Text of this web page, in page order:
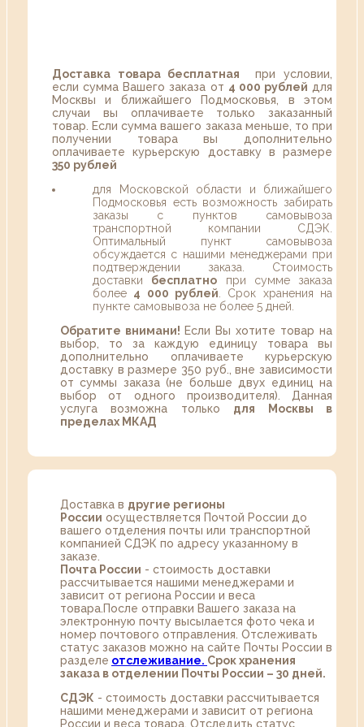
Доставка товара бесплатная при условии,
если сумма Вашего заказа от 4 000 рублей для
Москвы и ближайшего Подмосковья, в этом
случаи вы оплачиваете только заказанный
товар. Если сумма вашего заказа меньше, то при
получении товара вы дополнительно
оплачиваете курьерскую доставку в размере
350 рублей
для Московской области и ближайшего
Подмосковья есть возможность забирать
заказы с пунктов самовывоза
транспортной компании СДЭК.
Оптимальный пункт самовывоза
обсуждается с нашими менеджерами при
подтверждении заказа. Стоимость
доставки бесплатно при сумме заказа
более 4 000 рублей . Срок хранения на
пункте самовывоза не более 5 дней.
Обратите внимани! Если Вы хотите товар на
выбор, то за каждую единицу товара вы
дополнительно оплачиваете курьерскую
доставку в размере 350 руб., вне зависимости
от суммы заказа (не больше двух единиц на
выбор от одного производителя). Данная
услуга возможна только для Москвы в
пределах МКАД
Доставка в другие регионы
России осуществляется Почтой России до
вашего отделения почты или транспортной
компанией СДЭК по адресу указанному в
заказе.
Почта России - стоимость доставки
рассчитывается нашими менеджерами и
зависит от региона России и веса
товара.После отправки Вашего заказа на
электронную почту высылается фото чека и
номер почтового отправления. Отслеживать
статус заказов можно на сайте Почты России в
разделе oтслеживание. Срок хранения
заказа в отделении Почты России – 30 дней.
СДЭК - стоимость доставки рассчитывается
нашими менеджерами и зависит от региона
России и веса товара. Отследить статус